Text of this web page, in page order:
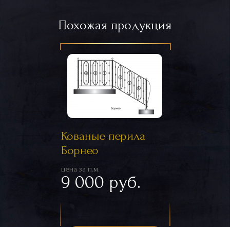
Похожая продукция
Кованые перила
Борнео
цена за п.м.
9 000 руб.